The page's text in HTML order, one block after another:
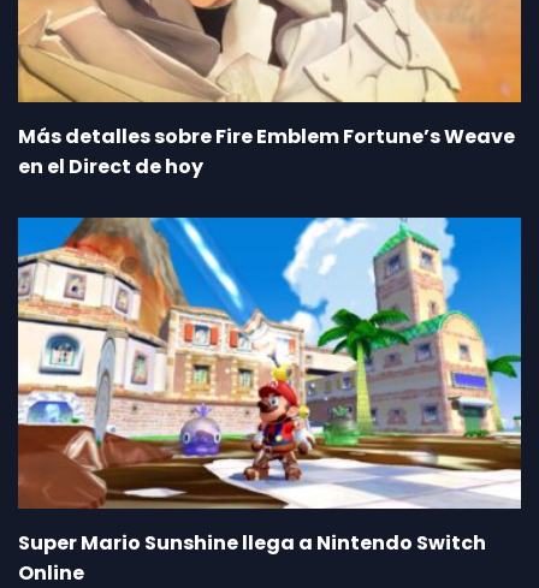
Más detalles sobre Fire Emblem Fortune’s Weave
en el Direct de hoy
Super Mario Sunshine llega a Nintendo Switch
Online